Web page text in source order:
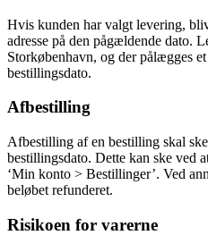
Hvis kunden har valgt levering,
adresse på den pågældende dato.
Storkøbenhavn, og der pålægges
bestillingsdato.
Afbestilling
Afbestilling af en bestilling skal
bestillingsdato. Dette kan ske ved
‘Min konto > Bestillinger’. Ved
beløbet refunderet.
Risikoen for varerne